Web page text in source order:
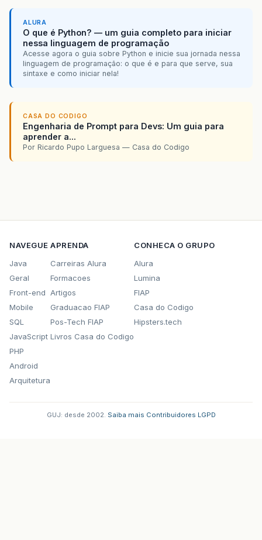
ALURA
O que é Python? — um guia completo para iniciar
nessa linguagem de programação
Acesse agora o guia sobre Python e inicie sua jornada nessa
linguagem de programação: o que é e para que serve, sua
sintaxe e como iniciar nela!
CASA DO CODIGO
Engenharia de Prompt para Devs: Um guia para
aprender a...
Por Ricardo Pupo Larguesa — Casa do Codigo
NAVEGUE
Java
Geral
Front-end
Mobile
SQL
JavaScript
PHP
Android
Arquitetura
APRENDA
Carreiras Alura
Formacoes
Artigos
Graduacao FIAP
Pos-Tech FIAP
Livros Casa do Codigo
CONHECA O GRUPO
Alura
Lumina
FIAP
Casa do Codigo
Hipsters.tech
GUJ: desde 2002. Saiba mais Contribuidores LGPD